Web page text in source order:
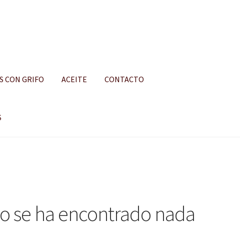
CON GRIFO ACEITE CONTACTO
se ha encontrado nada